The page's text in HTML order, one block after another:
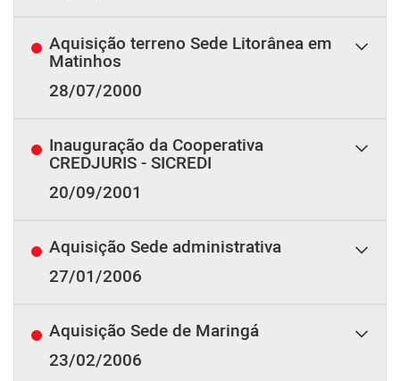
Aquisição terreno Sede Litorânea em
Matinhos
28/07/2000
Inauguração da Cooperativa
CREDJURIS - SICREDI
20/09/2001
Aquisição Sede administrativa
27/01/2006
Aquisição Sede de Maringá
23/02/2006